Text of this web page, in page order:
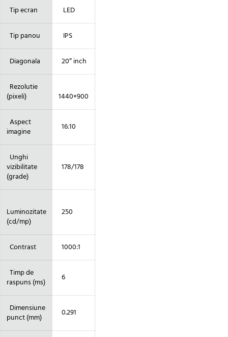
Tip ecran LED
Tip panou IPS
Diagonala 20″ inch
Rezolutie
(pixeli)
1440×900
Aspect
imagine
16:10
Unghi
vizibilitate
(grade)
178/178
Luminozitate
(cd/mp)
250
Contrast 1000:1
Timp de
raspuns (ms)
6
Dimensiune
punct (mm)
0.291